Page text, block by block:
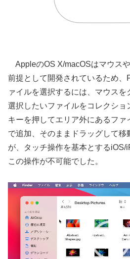
AppleのOS X/macOSはマウス
前提として開発されているため、
ァイルを選択するには、マウスを
選択したいファイルをコレクショ
キーを押してエリア外にあるファ
で追加、そのままドラッグして移
が、タッチ操作を基本とするiOS/
この操作が不可能でした。
動